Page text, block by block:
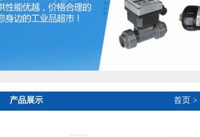
产品展示 首页 >